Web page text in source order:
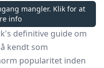
mangler. Klik for at
info
definitive guide om
kendt som
popularitet inden